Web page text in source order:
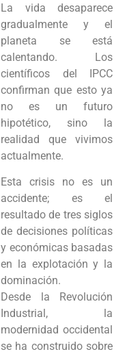
La vida desaparece
gradualmente y el
planeta se está
calentando. Los
científicos del IPCC
confirman que esto ya
no es un futuro
hipotético, sino la
realidad que vivimos
actualmente.
Esta crisis no es un
accidente; es el
resultado de tres siglos
de decisiones políticas
y económicas basadas
en la explotación y la
dominación.
Desde la Revolución
Industrial, la
modernidad occidental
se ha construido sobre